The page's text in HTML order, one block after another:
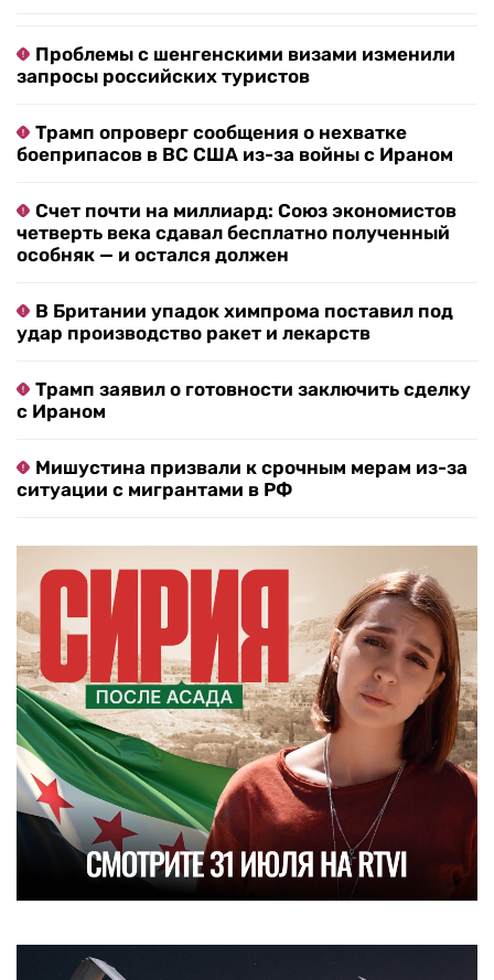
Проблемы с шенгенскими визами изменили
запросы российских туристов
Трамп опроверг сообщения о нехватке
боеприпасов в ВС США из-за войны с Ираном
Счет почти на миллиард: Союз экономистов
четверть века сдавал бесплатно полученный
особняк — и остался должен
В Британии упадок химпрома поставил под
удар производство ракет и лекарств
Трамп заявил о готовности заключить сделку
с Ираном
Мишустина призвали к срочным мерам из-за
ситуации с мигрантами в РФ